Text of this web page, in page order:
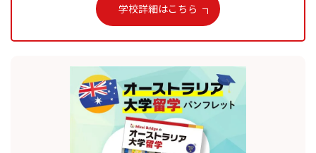
学校詳細はこちら